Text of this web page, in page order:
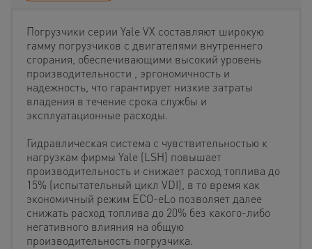
Погрузчики серии Yale VX составляют широкую
гамму погрузчиков с двигателями внутреннего
сгорания, обеспечивающими высокий уровень
производительности , эргономичность и
надежность, что гарантирует низкие затраты
владения в течение срока службы и
эксплуатационные расходы.
Гидравлическая система с чувствительностью к
нагрузкам фирмы Yale (LSH) повышает
производительность и снижает расход топлива до
15% (испытательный цикл VDI), в то время как
экономичный режим ECO-eLo позволяет далее
снижать расход топлива до 20% без какого-либо
негативного влияния на общую
производительность погрузчика.